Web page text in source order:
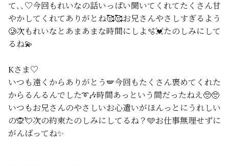
て､､♡今回もれいなの話いっぱい聞いてくれてたくさん甘
やかしてくれてありがとね🥰🥰お兄さんやさしすぎるよう
🥲次もれいなとあまあまな時間にしよ🫧💓たのしみにして
るね💫
Kさま♡
いつも遠くからありがとう🪽今回もたくさん褒めてくれた
からるんるんでした➰🎶時間あっという間だったねえ🥺🥺
いつもお兄さんのやさしいお心遣いがほんっとにうれしい
の🙊💘次の約束たのしみにしてるね？🩵お仕事無理せずに
がんばってね✨